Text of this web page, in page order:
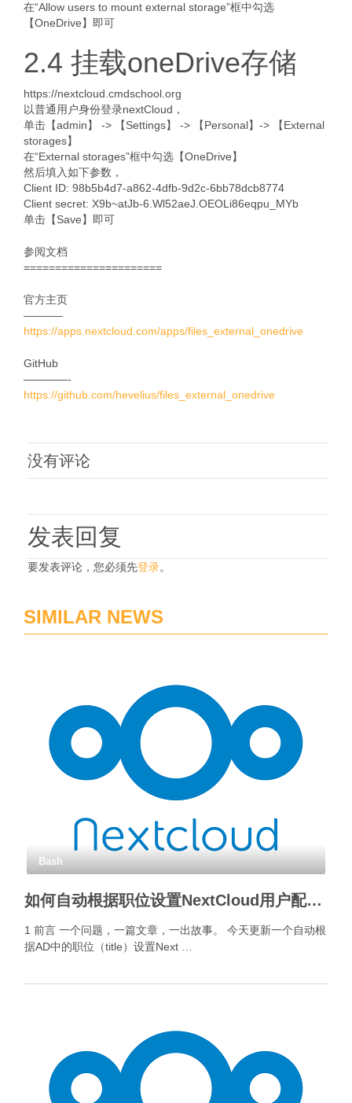
在“Allow users to mount external storage”框中勾选
【OneDrive】即可
2.4 挂载oneDrive存储
https://nextcloud.cmdschool.org
以普通用户身份登录nextCloud，
单击【admin】 -> 【Settings】 -> 【Personal】-> 【External
storages】
在“External storages”框中勾选【OneDrive】
然后填入如下参数，
Client ID: 98b5b4d7-a862-4dfb-9d2c-6bb78dcb8774
Client secret: X9b~atJb-6.Wl52aeJ.OEOLi86eqpu_MYb
单击【Save】即可
参阅文档
======================
官方主页
———–
https://apps.nextcloud.com/apps/files_external_onedrive
GitHub
————-
https://github.com/hevelius/files_external_onedrive
没有评论
发表回复
要发表评论，您必须先登录。
SIMILAR NEWS
Bash
如何自动根据职位设置NextCloud用户配额？
1 前言 一个问题，一篇文章，一出故事。 今天更新一个自动根
据AD中的职位（title）设置Next …